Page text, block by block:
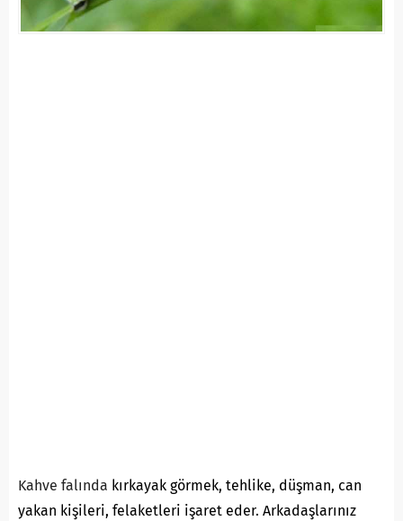
Kahve falında kırkayak görmek, tehlike, düşman, can
yakan kişileri, felaketleri işaret eder. Arkadaşlarınız